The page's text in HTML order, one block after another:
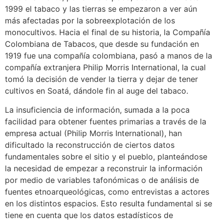
1999 el tabaco y las tierras se empezaron a ver aún
más afectadas por la sobreexplotación de los
monocultivos. Hacia el final de su historia, la Compañía
Colombiana de Tabacos, que desde su fundación en
1919 fue una compañía colombiana, pasó a manos de la
compañía extranjera Philip Morris International, la cual
tomó la decisión de vender la tierra y dejar de tener
cultivos en Soatá, dándole fin al auge del tabaco.
La insuficiencia de información, sumada a la poca
facilidad para obtener fuentes primarias a través de la
empresa actual (Philip Morris International), han
dificultado la reconstrucción de ciertos datos
fundamentales sobre el sitio y el pueblo, planteándose
la necesidad de empezar a reconstruir la información
por medio de variables tafonómicas o de análisis de
fuentes etnoarqueológicas, como entrevistas a actores
en los distintos espacios. Esto resulta fundamental si se
tiene en cuenta que los datos estadísticos de